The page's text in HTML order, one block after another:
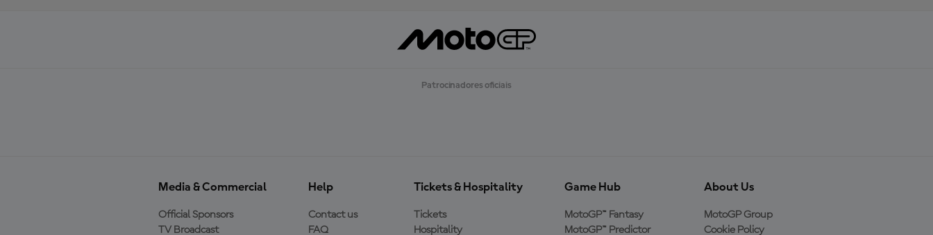
Patrocinadores oficiais
Media & Commercial
Official Sponsors
TV Broadcast
Help
Contact us
FAQ
Tickets & Hospitality
Tickets
Hospitality
Game Hub
MotoGP™ Fantasy
MotoGP™ Predictor
About Us
MotoGP Group
Cookie Policy